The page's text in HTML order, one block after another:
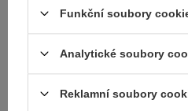
Funkční soubory
Analytické soubory
Reklamní soubory